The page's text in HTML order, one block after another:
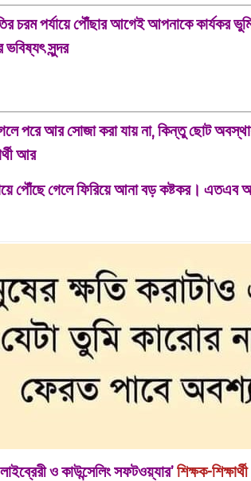
চরম পর্যায়ে পৌঁছার আগেই আপনাকে কার্যকর
সুন্দর
পরে আর সোজা করা যায় না, কিন্তু ছোট
আর
পৌঁছে গেলে ফিরিয়ে আনা বড় কষ্টকর। এতএব
লাইব্রেরী ও কাউন্সেলিং সফটওয়্যার’শিক্ষক-